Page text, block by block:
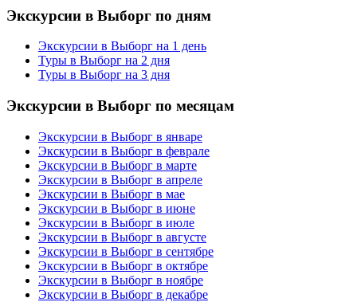
Экскурсии в Выборг по дням
Экскурсии в Выборг на 1 день
Туры в Выборг на 2 дня
Туры в Выборг на 3 дня
Экскурсии в Выборг по месяцам
Экскурсии в Выборг в январе
Экскурсии в Выборг в феврале
Экскурсии в Выборг в марте
Экскурсии в Выборг в апреле
Экскурсии в Выборг в мае
Экскурсии в Выборг в июне
Экскурсии в Выборг в июле
Экскурсии в Выборг в августе
Экскурсии в Выборг в сентябре
Экскурсии в Выборг в октябре
Экскурсии в Выборг в ноябре
Экскурсии в Выборг в декабре